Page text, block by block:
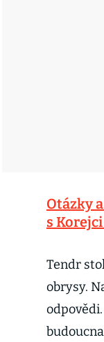
Otázky
s
Tendr
obrysy.